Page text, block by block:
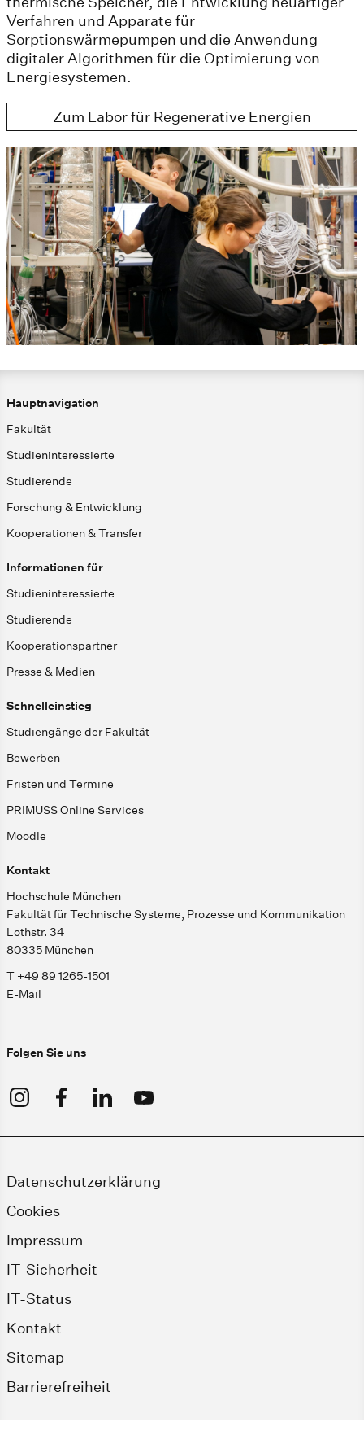
Verfahren und Apparate für
Sorptionswärmepumpen und die Anwendung
digitaler Algorithmen für die Optimierung von
Energiesystemen.
Zum Labor für Regenerative Energien
Hauptnavigation
Fakultät
Studieninteressierte
Studierende
Forschung & Entwicklung
Kooperationen & Transfer
Informationen für
Studieninteressierte
Studierende
Kooperationspartner
Presse & Medien
Schnelleinstieg
Studiengänge der Fakultät
Bewerben
Fristen und Termine
PRIMUSS Online Services
Moodle
Kontakt
Hochschule München
Fakultät für Technische Systeme, Prozesse und Kommunikation
Lothstr. 34
80335 München
T +49 89 1265-1501
E-Mail
Folgen Sie uns
Datenschutzerklärung
Cookies
Impressum
IT-Sicherheit
IT-Status
Kontakt
Sitemap
Barrierefreiheit